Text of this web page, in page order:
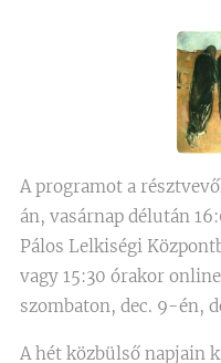
A programot a
án, vasárnap délután
Pálos Lelkiségi
vagy 15:30 órakor
szombaton, dec. 9-én,
A hét közbülső napjain